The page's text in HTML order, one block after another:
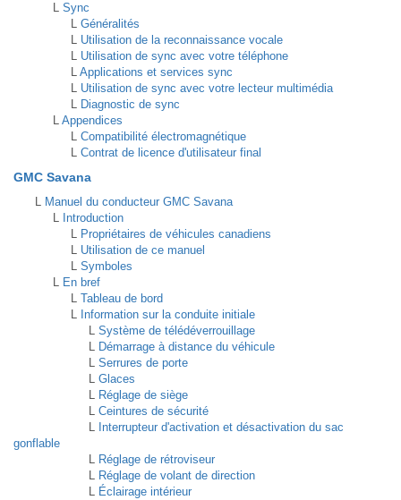
L Sync
L Généralités
L Utilisation de la reconnaissance vocale
L Utilisation de sync avec votre téléphone
L Applications et services sync
L Utilisation de sync avec votre lecteur multimédia
L Diagnostic de sync
L Appendices
L Compatibilité électromagnétique
L Contrat de licence d'utilisateur final
GMC Savana
L Manuel du conducteur GMC Savana
L Introduction
L Propriétaires de véhicules canadiens
L Utilisation de ce manuel
L Symboles
L En bref
L Tableau de bord
L Information sur la conduite initiale
L Système de télédéverrouillage
L Démarrage à distance du véhicule
L Serrures de porte
L Glaces
L Réglage de siège
L Ceintures de sécurité
L Interrupteur d'activation et désactivation du sac
gonflable
L Réglage de rétroviseur
L Réglage de volant de direction
L Éclairage intérieur